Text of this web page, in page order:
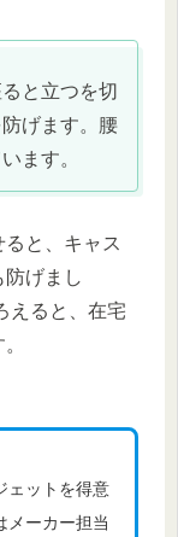
と立つを切
げます。腰
ます。
と、キャス
げまし
えると、在宅
ェットを得意
メーカー担当